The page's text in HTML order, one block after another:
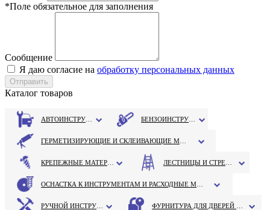
*Поле обязательное для заполнения
Сообщение
Я даю согласие на обработку персональных данных
Каталог товаров